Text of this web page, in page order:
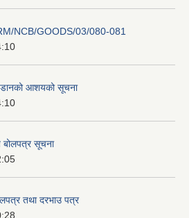
NCB/GOODS/03/080-081
आशयको सूचना
बोलपत्र सूचना
तथा दरभाउ पत्र